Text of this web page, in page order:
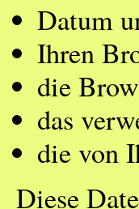
Datum
Ihren
die
das
die von
Diese